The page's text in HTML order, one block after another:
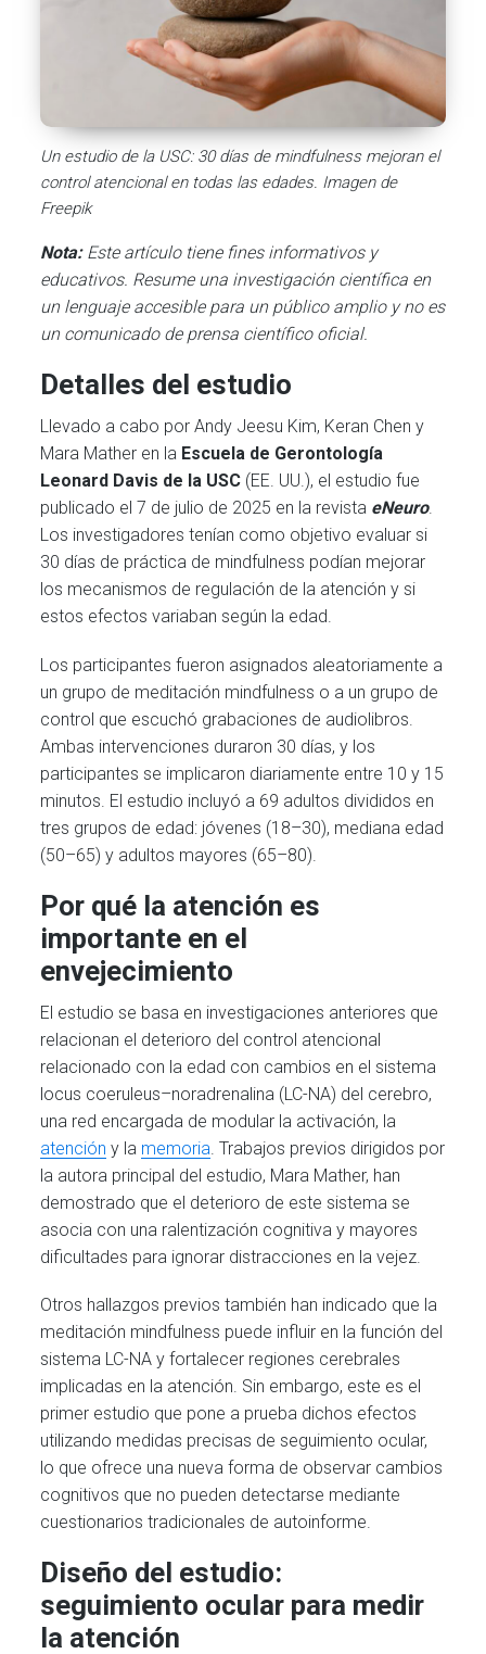
Un estudio de la USC: 30 días de mindfulness mejoran el
control atencional en todas las edades. Imagen de
Freepik
Nota:Este artículo tiene fines informativos y
educativos. Resume una investigación científica en
un lenguaje accesible para un público amplio y no es
un comunicado de prensa científico oficial.
Detalles del estudio
Llevado a cabo por Andy Jeesu Kim, Keran Chen y
Mara Mather en la Escuela de Gerontología
Leonard Davis de la USC (EE. UU.), el estudio fue
publicado el 7 de julio de 2025 en la revista eNeuro.
Los investigadores tenían como objetivo evaluar si
30 días de práctica de mindfulness podían mejorar
los mecanismos de regulación de la atención y si
estos efectos variaban según la edad.
Los participantes fueron asignados aleatoriamente a
un grupo de meditación mindfulness o a un grupo de
control que escuchó grabaciones de audiolibros.
Ambas intervenciones duraron 30 días, y los
participantes se implicaron diariamente entre 10 y 15
minutos. El estudio incluyó a 69 adultos divididos en
tres grupos de edad: jóvenes (18–30), mediana edad
(50–65) y adultos mayores (65–80).
Por qué la atención es
importante en el
envejecimiento
El estudio se basa en investigaciones anteriores que
relacionan el deterioro del control atencional
relacionado con la edad con cambios en el sistema
locus coeruleus–noradrenalina (LC-NA) del cerebro,
una red encargada de modular la activación, la
atención y la memoria. Trabajos previos dirigidos por
la autora principal del estudio, Mara Mather, han
demostrado que el deterioro de este sistema se
asocia con una ralentización cognitiva y mayores
dificultades para ignorar distracciones en la vejez.
Otros hallazgos previos también han indicado que la
meditación mindfulness puede influir en la función del
sistema LC-NA y fortalecer regiones cerebrales
implicadas en la atención. Sin embargo, este es el
primer estudio que pone a prueba dichos efectos
utilizando medidas precisas de seguimiento ocular,
lo que ofrece una nueva forma de observar cambios
cognitivos que no pueden detectarse mediante
cuestionarios tradicionales de autoinforme.
Diseño del estudio:
seguimiento ocular para medir
la atención